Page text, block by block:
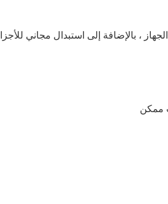
، بالإضافة إلى استبدال مجاني